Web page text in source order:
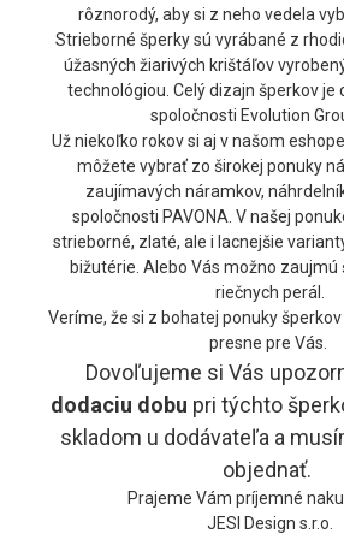
rôznorodý, aby si z neho vedela
Strieborné šperky sú vyrábané z
úžasných žiarivých krištáľov
technológiou. Celý dizajn šperkov je
spoločnosti Evolution
Už niekoľko rokov si aj v našom eshope
môžete vybrať zo širokej ponuky
zaujímavých náramkov,
spoločnosti PAVONA. V našej
strieborné, zlaté, ale i lacnejšie
bižutérie. Alebo Vás možno zaujmú
riečnych perál.
Veríme, že si z bohatej ponuky
presne pre Vás.
Dovoľujeme si Vás
dodaciu dobu pri týchto
skladom u dodávateľa a
objednať.
Prajeme Vám príjemné
JESI Design s.r.o.